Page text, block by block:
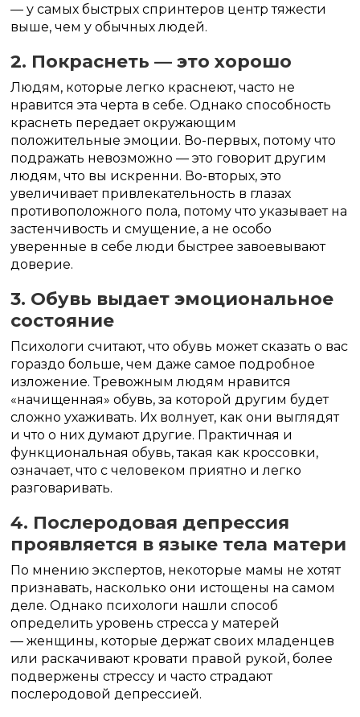
— у самых быстрых спринтеров центр тяжести
выше, чем у обычных людей.
2. Покраснеть — это хорошо
Людям, которые легко краснеют, часто не
нравится эта черта в себе. Однако способность
краснеть передает окружающим
положительные эмоции. Во-первых, потому что
подражать невозможно — это говорит другим
людям, что вы искренни. Во-вторых, это
увеличивает привлекательность в глазах
противоположного пола, потому что указывает на
застенчивость и смущение, а не особо
уверенные в себе люди быстрее завоевывают
доверие.
3. Обувь выдает эмоциональное
состояние
Психологи считают, что обувь может сказать о вас
гораздо больше, чем даже самое подробное
изложение. Тревожным людям нравится
«начищенная» обувь, за которой другим будет
сложно ухаживать. Их волнует, как они выглядят
и что о них думают другие. Практичная и
функциональная обувь, такая как кроссовки,
означает, что с человеком приятно и легко
разговаривать.
4. Послеродовая депрессия
проявляется в языке тела матери
По мнению экспертов, некоторые мамы не хотят
признавать, насколько они истощены на самом
деле. Однако психологи нашли способ
определить уровень стресса у матерей
— женщины, которые держат своих младенцев
или раскачивают кровати правой рукой, более
подвержены стрессу и часто страдают
послеродовой депрессией.